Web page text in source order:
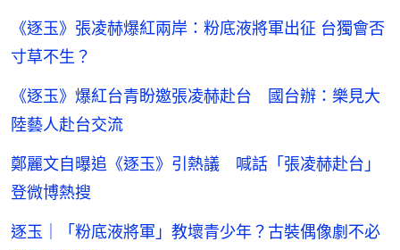
《逐玉》張凌赫爆紅兩岸：粉底液將軍出征 台獨會否
寸草不生？
《逐玉》爆紅台青盼邀張凌赫赴台 國台辦：樂見大
陸藝人赴台交流
鄭麗文自曝追《逐玉》引熱議 喊話「張凌赫赴台」
登微博熱搜
逐玉｜「粉底液將軍」教壞青少年？古裝偶像劇不必